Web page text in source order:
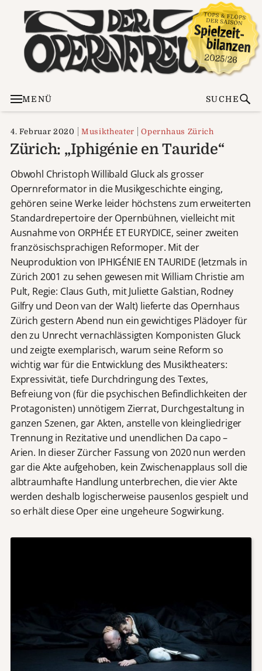
MENÜ SUCHE
4. Februar 2020 Musiktheater Opernhaus Zürich
Zürich: „Iphigénie en Tauride“
Obwohl Christoph Willibald Gluck als grosser
Opernreformator in die Musikgeschichte einging,
gehören seine Werke leider höchstens zum erweiterten
Standardrepertoire der Opernbühnen, vielleicht mit
Ausnahme von ORPHÉE ET EURYDICE, seiner zweiten
französischsprachigen Reformoper. Mit der
Neuproduktion von IPHIGÉNIE EN TAURIDE (letzmals in
Zürich 2001 zu sehen gewesen mit William Christie am
Pult, Regie: Claus Guth, mit Juliette Galstian, Rodney
Gilfry und Deon van der Walt) lieferte das Opernhaus
Zürich gestern Abend nun ein gewichtiges Plädoyer für
den zu Unrecht vernachlässigten Komponisten Gluck
und zeigte exemplarisch, warum seine Reform so
wichtig war für die Entwicklung des Musiktheaters:
Expressivität, tiefe Durchdringung des Textes,
Befreiung von (für die psychischen Befindlichkeiten der
Protagonisten) unnötigem Zierrat, Durchgestaltung in
ganzen Szenen, gar Akten, anstelle von kleingliedriger
Trennung in Rezitative und unendlichen Da capo –
Arien. In dieser Zürcher Fassung von 2020 nun werden
gar die Akte aufgehoben, kein Zwischenapplaus soll die
albtraumhafte Handlung unterbrechen, die vier Akte
werden deshalb logischerweise pausenlos gespielt und
so erhält diese Oper eine ungeheure Sogwirkung.